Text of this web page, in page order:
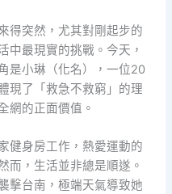
得突然，尤其對剛起步的
中最現實的挑戰。今天，
是小琳（化名），一位20
現了「救急不救窮」的理
網的正面價值。
健身房工作，熱愛運動的
而，生活並非總是順遂。
擊台南，極端天氣導致她